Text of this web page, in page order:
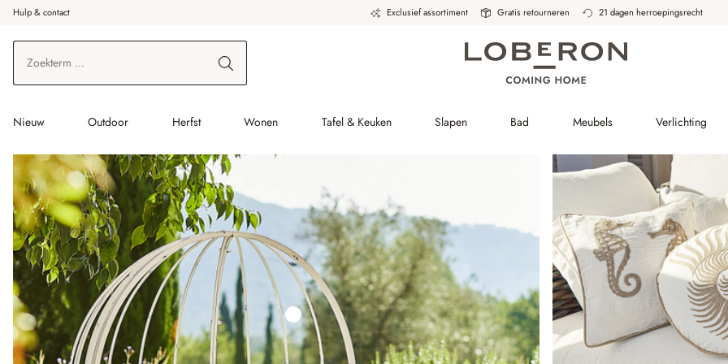
de hoofdinhoud
Ga naar zoeken
Ga naar de hoofdnavigatie
Hulp & contact Exclusief assortiment Gratis retourneren 21 dagen herroepingsrecht
Nieuw Outdoor Herfst Wonen Tafel & Keuken Slapen Bad Meubels Verlichting